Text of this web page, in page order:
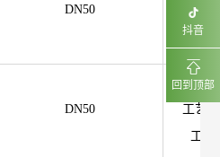
DN50
工艺:
工作
DN50
材
工艺:
工作
抖音
回到顶部